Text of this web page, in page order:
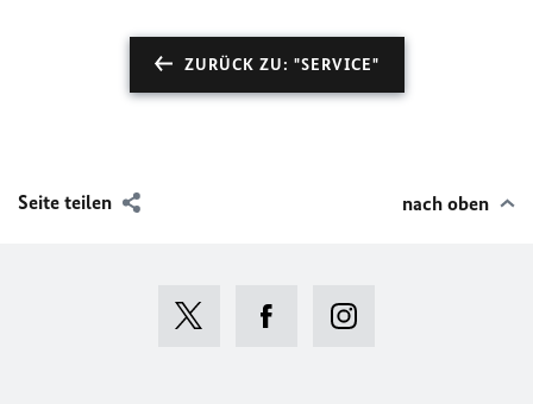
ZURÜCK ZU: "SERVICE"
Seite teilen nach oben